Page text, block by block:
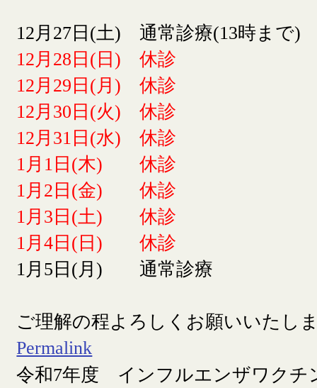
12月27日(土) 通常診療(13時まで)
12月28日(日) 休診
12月29日(月) 休診
12月30日(火) 休診
12月31日(水) 休診
1月1日(木) 休診
1月2日(金) 休診
1月3日(土) 休診
1月4日(日) 休診
1月5日(月) 通常診療
ご理解の程よろしくお願いいたし
Permalink
令和7年度 インフルエンザワクチ